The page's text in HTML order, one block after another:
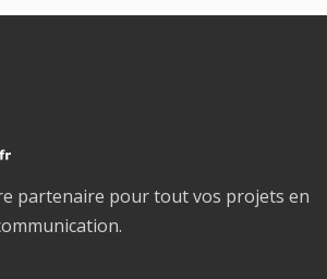
partenaire pour tout vos projets en